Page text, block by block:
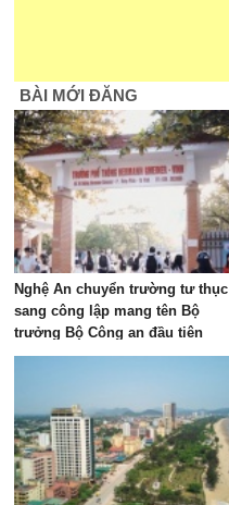
BÀI MỚI ĐĂNG
Nghệ An chuyển trường tư thục
sang công lập mang tên Bộ
trưởng Bộ Công an đầu tiên